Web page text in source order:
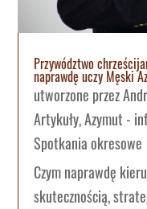
Przywództwo
naprawdę uczy Męski
utworzone przez
Artykuły,Azymut -
Spotkania okresowe
Czym naprawdę
skutecznością,